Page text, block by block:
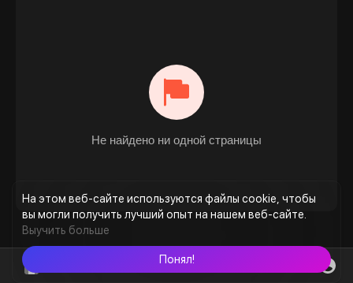
На этом веб-сайте используются файлы cookie, чтобы
вы могли получить лучший опыт на нашем веб-сайте.
Выучить больше
Понял!
Не найдено ни одной страницы